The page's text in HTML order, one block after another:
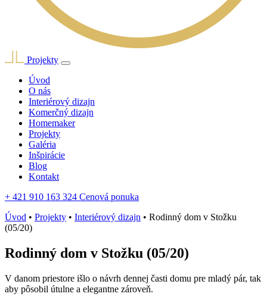
Projekty
Úvod
O nás
Interiérový dizajn
Komerčný dizajn
Homemaker
Projekty
Galéria
Inšpirácie
Blog
Kontakt
+ 421 910 163 324 Cenová ponuka
Úvod • Projekty • Interiérový dizajn • Rodinný dom v Stožku
(05/20)
Rodinný dom v Stožku (05/20)
V danom priestore išlo o návrh dennej časti domu pre mladý pár, tak
aby pôsobil útulne a elegantne zároveň.